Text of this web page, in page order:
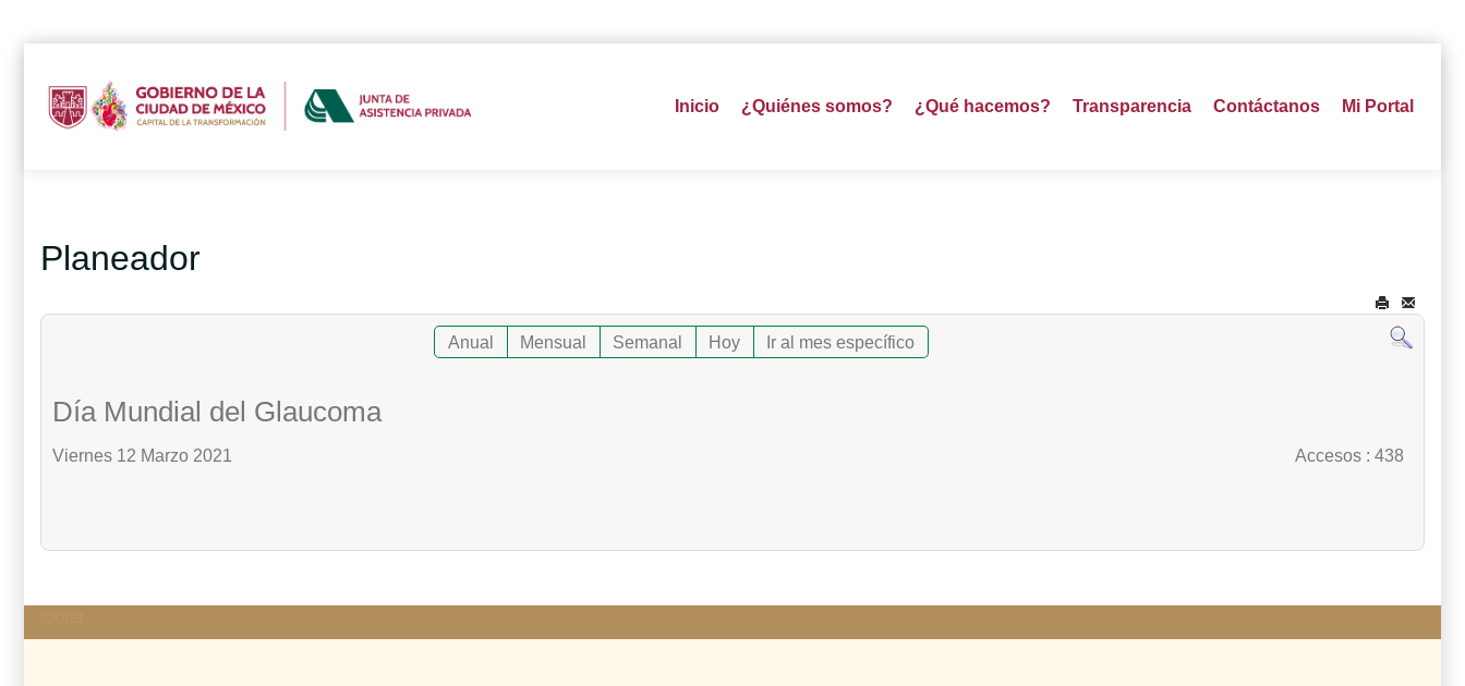
Inicio ¿Quiénes somos? ¿Qué hacemos? Transparencia Contáctanos Mi Portal
Planeador
Anual Mensual Semanal Hoy Ir al mes específico
Día Mundial del Glaucoma
Viernes 12 Marzo 2021 Accesos: 438